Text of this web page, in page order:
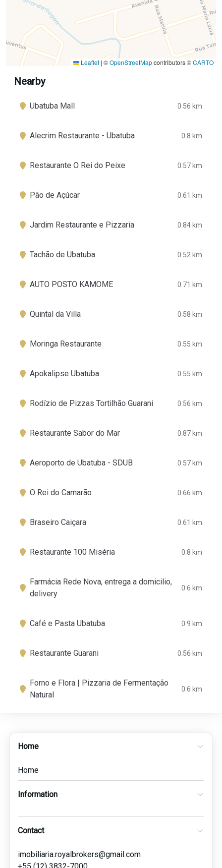
Leaflet | ©OpenStreetMapcontributors ©CARTO
Nearby
Ubatuba Mall 0.56 km
Alecrim Restaurante - Ubatuba 0.8 km
Restaurante O Rei do Peixe 0.57 km
Pão de Açúcar 0.61 km
Jardim Restaurante e Pizzaria 0.84 km
Tachão de Ubatuba 0.52 km
AUTO POSTO KAMOME 0.71 km
Quintal da Villa 0.58 km
Moringa Restaurante 0.55 km
Apokalipse Ubatuba 0.55 km
Rodízio de Pizzas Tortilhão Guarani 0.56 km
Restaurante Sabor do Mar 0.87 km
Aeroporto de Ubatuba - SDUB 0.57 km
O Rei do Camarão 0.66 km
Braseiro Caiçara 0.61 km
Restaurante 100 Miséria 0.8 km
Farmácia Rede Nova, entrega a domicilio,
delivery
0.6 km
Café e Pasta Ubatuba 0.9 km
Restaurante Guarani 0.56 km
Forno e Flora | Pizzaria de Fermentação
Natural
0.6 km
Home
Home
Information
Contact
imobiliaria.royalbrokers@gmail.com